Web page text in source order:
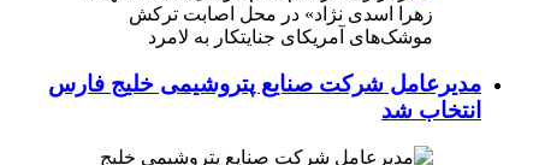
مدیرعامل شرکت صنایع پتروشیمی خلیج فارس
انتخاب شد